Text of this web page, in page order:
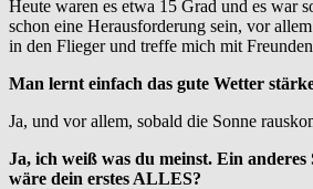
Heute waren es etwa 15 Grad und es war
schon eine Herausforderung sein, vor
in den Flieger und treffe mich mit
Man lernt einfach das gute Wetter
Ja, und vor allem, sobald die Sonne
Ja, ich weiß was du meinst. Ein
wäre dein erstes ALLES?